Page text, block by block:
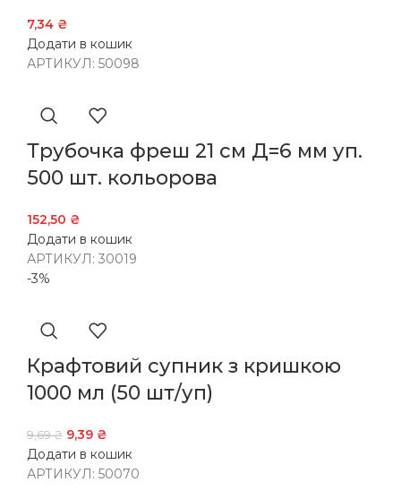
7,34 ₴
Додати в кошик
АРТИКУЛ: 50098
Трубочка фреш 21 см Д=6 мм уп.
500 шт. кольорова
152,50 ₴
Додати в кошик
АРТИКУЛ: 30019
-3%
Крафтовий супник з кришкою
1000 мл (50 шт/уп)
9,69₴ 9,39 ₴
Додати в кошик
АРТИКУЛ: 50070